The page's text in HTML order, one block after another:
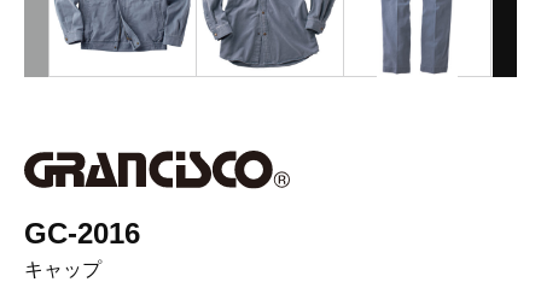
GC-2016
キャップ